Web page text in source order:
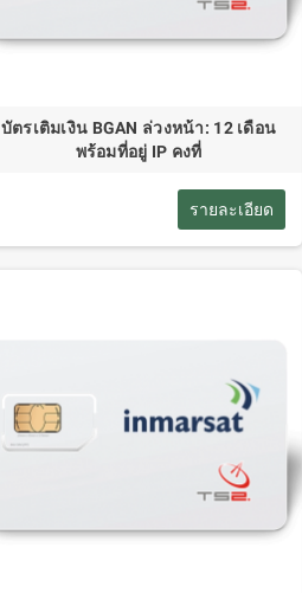
บัตรเติมเงิน BGAN ล่วงหน้า: 12 เดือน
พร้อมที่อยู่ IP คงที่
รายละเอียด